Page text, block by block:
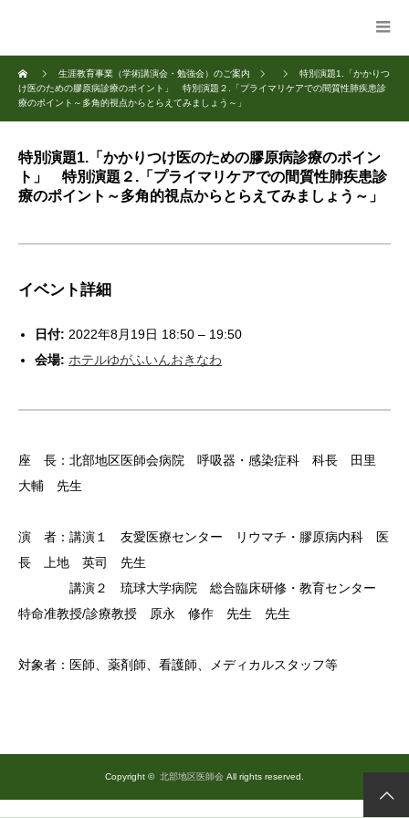
生涯教育事業（学術講演会・勉強会）のご案内
特別演題1.「かかりつ
け医のための膠原病診療のポイント」 特別演題２.「プライマリケアでの間質性肺疾患診
療のポイント～多角的視点からとらえてみましょう～」
特別演題1.「かかりつけ医のための膠原病診療のポイン
ト」 特別演題２.「プライマリケアでの間質性肺疾患診
療のポイント～多角的視点からとらえてみましょう～」
イベント詳細
日付: 2022年8月19日 18:50 – 19:50
会場: ホテルゆがふいんおきなわ
座 長：北部地区医師会病院 呼吸器・感染症科 科長 田里
大輔 先生
演 者：講演１ 友愛医療センター リウマチ・膠原病内科 医
長 上地 英司 先生
講演２ 琉球大学病院 総合臨床研修・教育センター
特命准教授/診療教授 原永 修作 先生 先生
対象者：医師、薬剤師、看護師、メディカルスタッフ等
Copyright © 北部地区医師会 All rights reserved.